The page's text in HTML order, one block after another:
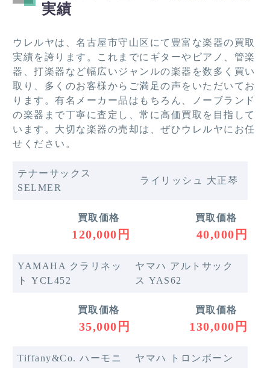
実績
ウレルヤは、名古屋市守山区にて豊富な楽器の買取
実績を誇ります。これまでにギターやピアノ、管楽
器、打楽器など幅広いジャンルの楽器を数多く買い
取り、多くのお客様からご満足の声をいただいてお
ります。有名メーカー品はもちろん、ノーブランド
の楽器まで丁寧に査定し、常に高価買取を目指して
います。大切な楽器の売却は、ぜひウレルヤにお任
せください。
テナーサックス
SELMER
買取価格
120,000円
ライリッシュ 大正琴
買取価格
40,000円
YAMAHA クラリネッ
ト YCL452
買取価格
35,000円
ヤマハ アルトサック
ス YAS62
買取価格
130,000円
Tiffany&Co. ハーモニ
ヤマハ トロンボーン